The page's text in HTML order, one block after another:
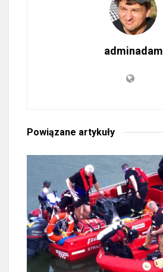
adminadam
Powiązane artykuły